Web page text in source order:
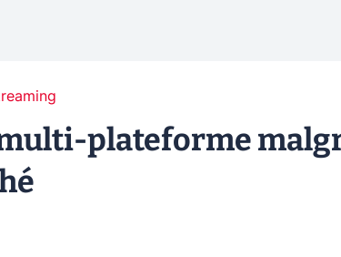
multi-plateforme